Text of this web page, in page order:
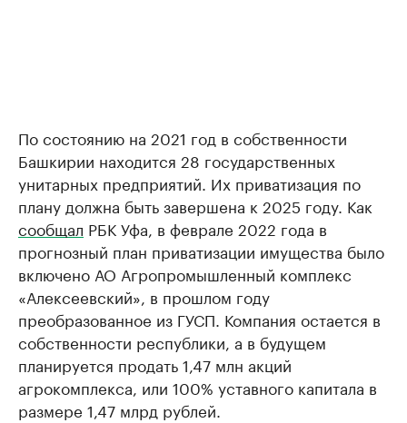
По состоянию на 2021 год в собственности
Башкирии находится 28 государственных
унитарных предприятий. Их приватизация по
плану должна быть завершена к 2025 году. Как
сообщал РБК Уфа, в феврале 2022 года в
прогнозный план приватизации имущества было
включено АО Агропромышленный комплекс
«Алексеевский», в прошлом году
преобразованное из ГУСП. Компания остается в
собственности республики, а в будущем
планируется продать 1,47 млн акций
агрокомплекса, или 100% уставного капитала в
размере 1,47 млрд рублей.